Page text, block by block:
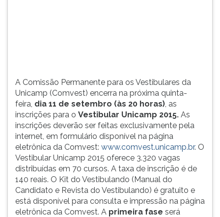
leitura
pressione
(primeira
tecla
esquerda
para
continuar
pressione
A Comissão Permanente para os Vestibulares da
Unicamp (Comvest) encerra na próxima quinta-
feira, dia 11 de setembro (às 20 horas), as
inscrições para o Vestibular Unicamp 2015. As
inscrições deverão ser feitas exclusivamente pela
internet, em formulário disponível na página
eletrônica da Comvest: www.comvest.unicamp.br. O
Vestibular Unicamp 2015 oferece 3.320 vagas
distribuídas em 70 cursos. A taxa de inscrição é de
140 reais. O Kit do Vestibulando (Manual do
Candidato e Revista do Vestibulando) é gratuito e
está disponível para consulta e impressão na página
eletrônica da Comvest. A primeira fase será